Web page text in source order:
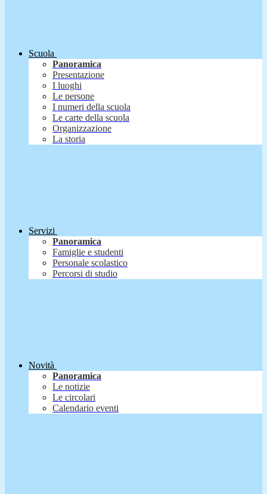
Scuola
Panoramica
Presentazione
I luoghi
Le persone
I numeri della scuola
Le carte della scuola
Organizzazione
La storia
Servizi
Panoramica
Famiglie e studenti
Personale scolastico
Percorsi di studio
Novità
Panoramica
Le notizie
Le circolari
Calendario eventi